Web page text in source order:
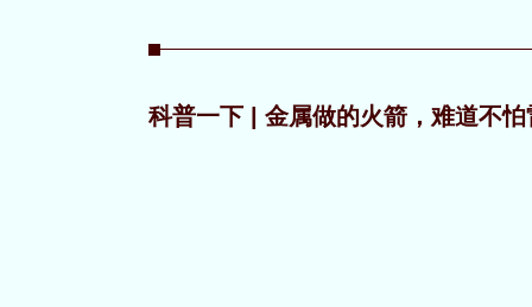
科普一下 | 金属做的火箭，难道不